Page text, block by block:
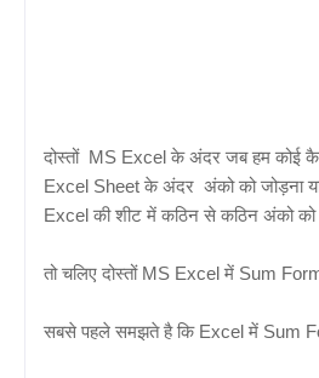
दोस्तों MS Excel के अंदर जब हम कोई
Excel Sheet के अंदर अंको को जोड़ना या
Excel की शीट में कठिन से कठिन अंको
तो चलिए दोस्तों MS Excel में Sum
सबसे पहले समझते है कि Excel में Sum